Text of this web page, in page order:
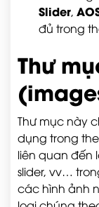
Slider,
đủ trong
Thư
Thư mục này
dụng trong
liên quan đến
slider, vv…
các hình ảnh